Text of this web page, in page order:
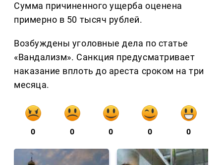
Сумма причиненного ущерба оценена
примерно в 50 тысяч рублей.
Возбуждены уголовные дела по статье
«Вандализм». Санкция предусматривает
наказание вплоть до ареста сроком на три
месяца.
0 0 0 0 0